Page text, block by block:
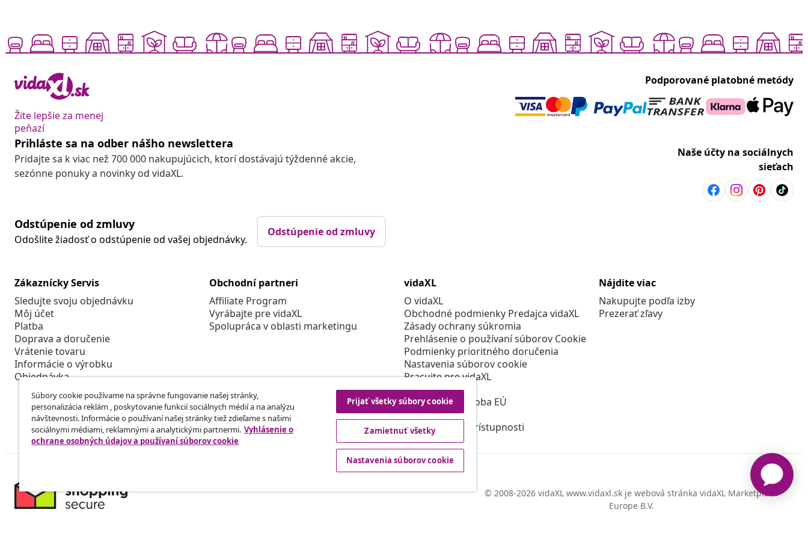
Žite lepšie za menej
peňazí
Podporované platobné metódy
Prihláste sa na odber nášho newslettera
Pridajte sa k viac než 700 000 nakupujúcich, ktorí dostávajú týždenné akcie,
sezónne ponuky a novinky od vidaXL.
Naše účty na sociálnych
sieťach
Odstúpenie od zmluvy
Odošlite žiadosť o odstúpenie od vašej objednávky.
Odstúpenie od zmluvy
Zákaznícky Servis
Sledujte svoju objednávku
Môj účet
Platba
Doprava a doručenie
Vrátenie tovaru
Informácie o výrobku
Objednávka
Obchodní partneri
Affiliate Program
Vyrábajte pre vidaXL
Spolupráca v oblasti marketingu
vidaXL
O vidaXL
Obchodné podmienky Predajca vidaXL
Zásady ochrany súkromia
Prehlásenie o používaní súborov Cookie
Podmienky prioritného doručenia
Nastavenia súborov cookie
Pracujte pre vidaXL
Bezpečnosť
Zodpovedná osoba EÚ
Politikou EPR
Prehlásenie o prístupnosti
Nájdite viac
Nakupujte podľa izby
Prezerať zľavy
© 2008-2026 vidaXL www.vidaxl.sk je webová stránka vidaXL Marketplace
Europe B.V.
Súbory cookie používame na správne fungovanie našej stránky,
personalizácia reklám , poskytovanie funkcií sociálnych médií a na analýzu
návštevnosti. Informácie o používaní našej stránky tiež zdieľame s našimi
sociálnymi médiami, reklamnými a analytickými partnermi. Vyhlásenie o
ochrane osobných údajov a používaní súborov cookie
Prijať všetky súbory cookie
Zamietnuť všetky
Nastavenia súborov cookie